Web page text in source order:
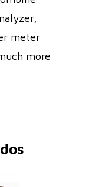
meter
more